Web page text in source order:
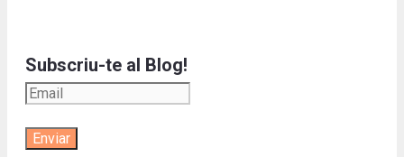
Subscriu-te al Blog!